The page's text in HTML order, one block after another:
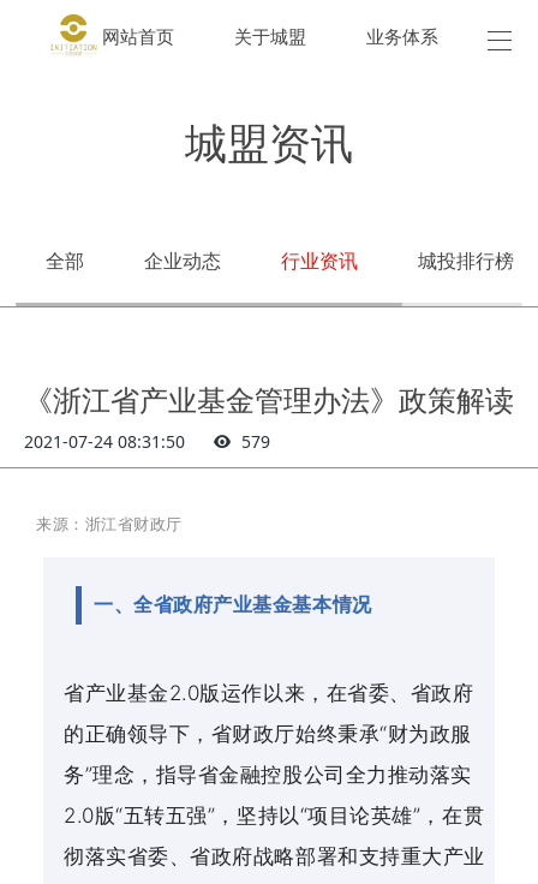
网站首页 关于城盟 业务体系 城
城盟资讯
全部 企业动态 行业资讯 城投排行榜
《浙江省产业基金管理办法》政策解读
2021-07-24 08:31:50 579
来源： 浙江省财政厅
一、全省政府产业基金基本情况
省产业基金2.0版运作以来，在省委、省政府
的正确领导下，省财政厅始终秉承“财为政服
务”理念，指导省金融控股公司全力推动落实
2.0版“五转五强”，坚持以“项目论英雄”，在贯
彻落实省委、省政府战略部署和支持重大产业